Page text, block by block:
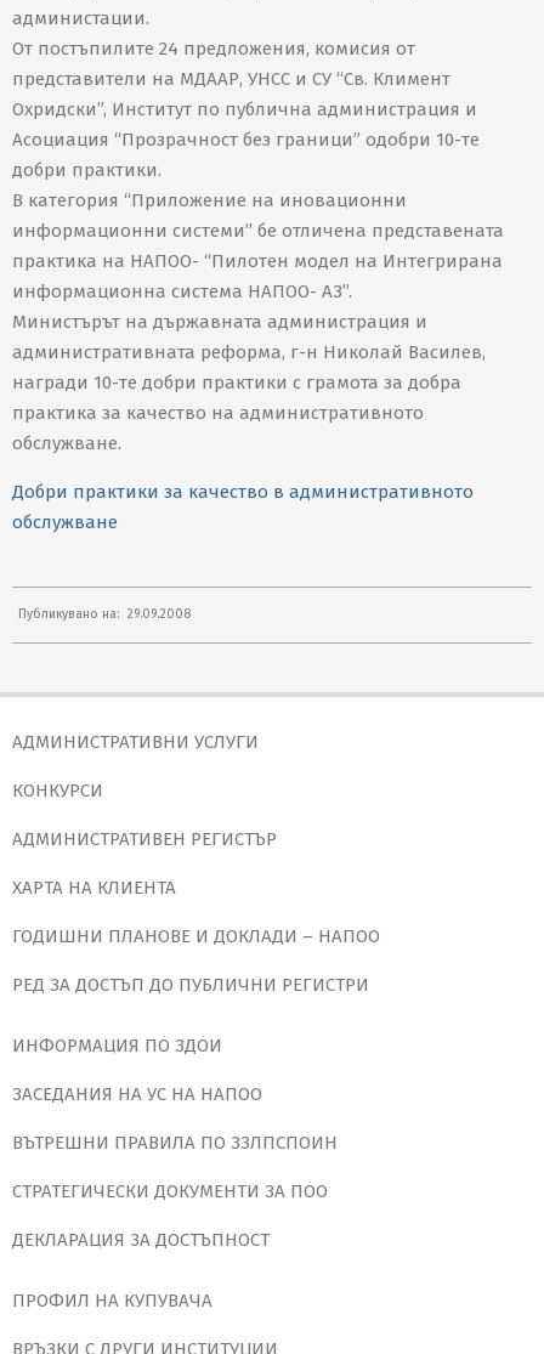
администации.
От постъпилите 24 предложения, комисия от
представители на МДААР, УНСС и СУ “Св. Климент
Охридски”, Институт по публична администрация и
Асоциация “Прозрачност без граници” одобри 10-те
добри практики.
В категория “Приложение на иновационни
информационни системи” бе отличена представената
практика на НАПОО- “Пилотен модел на Интегрирана
информационна система НАПОО- АЗ”.
Министърът на държавната администрация и
административната реформа, г-н Николай Василев,
награди 10-те добри практики с грамота за добра
практика за качество на административното
обслужване.
Добри практики за качество в административното
обслужване
Публикувано на: 29.09.2008
АДМИНИСТРАТИВНИ УСЛУГИ
КОНКУРСИ
АДМИНИСТРАТИВЕН РЕГИСТЪР
ХАРТА НА КЛИЕНТА
ГОДИШНИ ПЛАНОВЕ И ДОКЛАДИ – НАПОО
РЕД ЗА ДОСТЪП ДО ПУБЛИЧНИ РЕГИСТРИ
ИНФОРМАЦИЯ ПО ЗДОИ
ЗАСЕДАНИЯ НА УС НА НАПОО
ВЪТРЕШНИ ПРАВИЛА ПО ЗЗЛПСПОИН
СТРАТЕГИЧЕСКИ ДОКУМЕНТИ ЗА ПОО
ДЕКЛАРАЦИЯ ЗА ДОСТЪПНОСТ
ПРОФИЛ НА КУПУВАЧА
ВРЪЗКИ С ДРУГИ ИНСТИТУЦИИ